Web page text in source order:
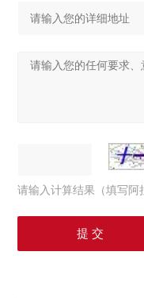
请输入计算结果（填写阿